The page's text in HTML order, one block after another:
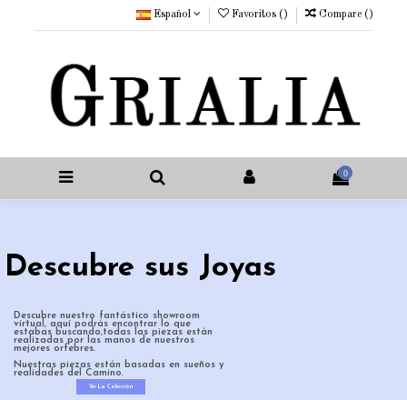
Español Favoritos ( ) Compare ( )
0
Descubre sus Joyas
Descubre nuestro fantástico showroom
virtual, aquí podrás encontrar lo que
estabas buscando,todas las piezas están
realizadas por las manos de nuestros
mejores orfebres.
Nuestras piezas están basadas en sueños y
realidades del Camino.
Ver La Colección